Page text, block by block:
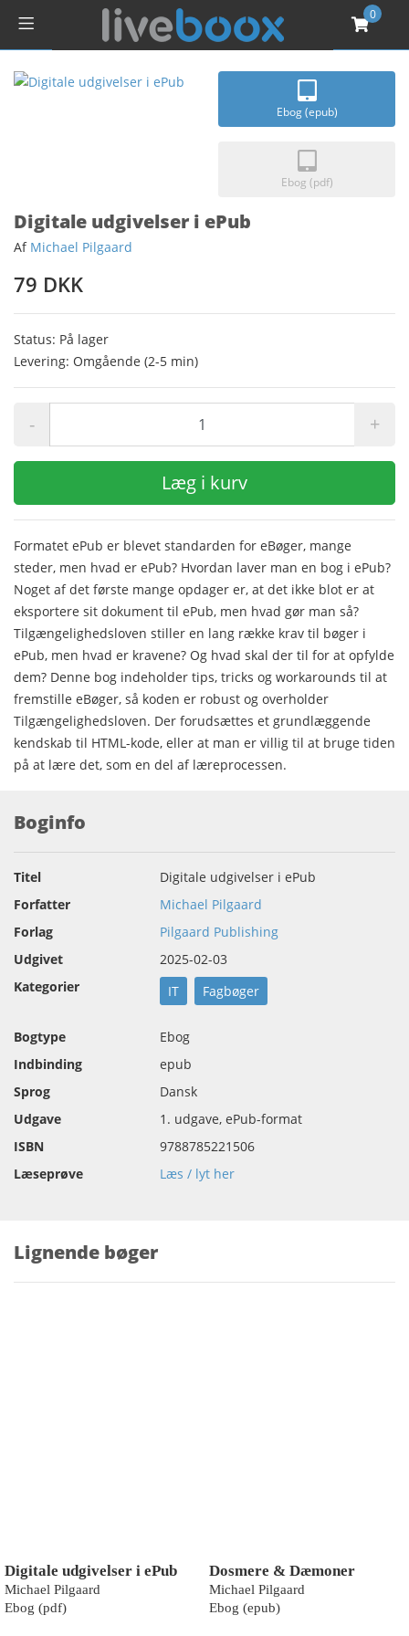
0
Ebog (epub)
Ebog (pdf)
Digitale udgivelser i ePub
Af Michael Pilgaard
79 DKK
Status: På lager
Levering: Omgående (2-5 min)
- +
Læg i kurv
Formatet ePub er blevet standarden for eBøger, mange
steder, men hvad er ePub? Hvordan laver man en bog i ePub?
Noget af det første mange opdager er, at det ikke blot er at
eksportere sit dokument til ePub, men hvad gør man så?
Tilgængelighedsloven stiller en lang række krav til bøger i
ePub, men hvad er kravene? Og hvad skal der til for at opfylde
dem? Denne bog indeholder tips, tricks og workarounds til at
fremstille eBøger, så koden er robust og overholder
Tilgængelighedsloven. Der forudsættes et grundlæggende
kendskab til HTML-kode, eller at man er villig til at bruge tiden
på at lære det, som en del af læreprocessen.
Boginfo
Titel
Digitale udgivelser i ePub
Forfatter
Michael Pilgaard
Forlag
Pilgaard Publishing
Udgivet
2025-02-03
Kategorier
IT Fagbøger
Bogtype
Ebog
Indbinding
epub
Sprog
Dansk
Udgave
1. udgave, ePub-format
ISBN
9788785221506
Læseprøve
Læs / lyt her
Lignende bøger
Digitale udgivelser i ePub
Michael Pilgaard
Ebog (pdf)
Dosmere & Dæmoner
Michael Pilgaard
Ebog (epub)